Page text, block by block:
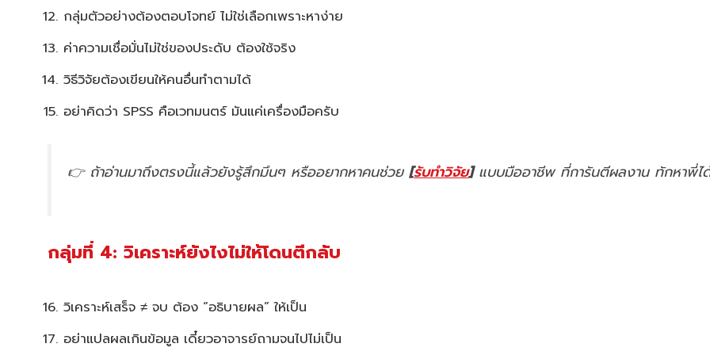
กลุ่มตัวอย่างต้องตอบโจทย์ ไม่ใช่เลือกเพราะหาง่าย
ค่าความเชื่อมั่นไม่ใช่ของประดับ ต้องใช้จริง
วิธีวิจัยต้องเขียนให้คนอื่นทำตามได้
อย่าคิดว่า SPSS คือเวทมนตร์ มันแค่เครื่องมือครับ
👉 ถ้าอ่านมาถึงตรงนี้แล้วยังรู้สึกมึนๆ หรืออยากหาคนช่วย [รับทำวิจัย]แบบมืออาชีพ ที่การันตีผลงาน ทักหาพี่ได้
กลุ่มที่ 4: วิเคราะห์ยังไงไม่ให้โดนตีกลับ
วิเคราะห์เสร็จ ≠ จบ ต้อง “อธิบายผล” ให้เป็น
อย่าแปลผลเกินข้อมูล เดี๋ยวอาจารย์ถามจนไปไม่เป็น